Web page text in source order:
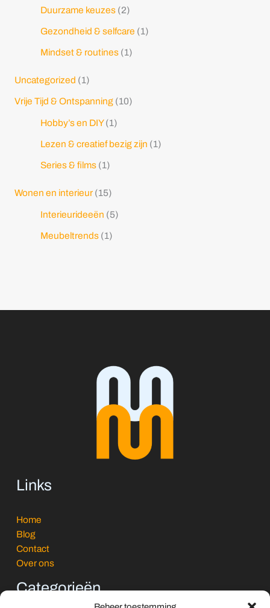
Duurzame keuzes (2)
Gezondheid & selfcare (1)
Mindset & routines (1)
Uncategorized (1)
Vrije Tijd & Ontspanning(10)
Hobby’s en DIY(1)
Lezen & creatief bezig zijn (1)
Series & films (1)
Wonen en interieur(15)
Interieurideeën (5)
Meubeltrends (1)
Links
Home
Blog
Contact
Over ons
Categorieën